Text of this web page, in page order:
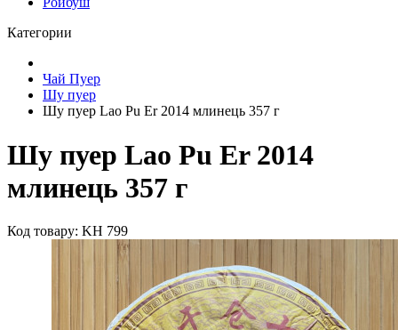
Категории
Чай Пуер
Шу пуер
Шу пуер Lao Pu Er 2014 млинець 357 г
Шу пуер Lao Pu Er 2014
млинець 357 г
Код товару: KH 799